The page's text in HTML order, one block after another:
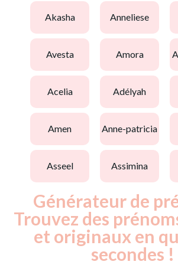
akasha anneliese
avesta amora
acelia adélyah
amen anne-patricia
asseel assimina
Générateur de
Trouvez des
et originaux en
secondes !